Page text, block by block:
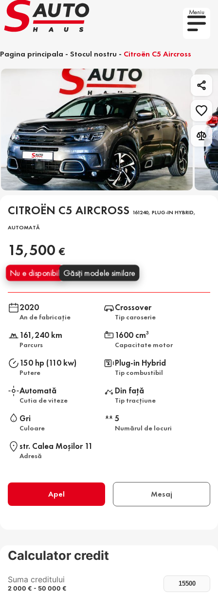
Meniu
Pagina principala - Stocul nostru - Citroën C5 Aircross
CITROËN C5 AIRCROSS 161240, PLUG-IN HYBRID,
AUTOMATĂ
15,500 €
Nu e disponibil Găsiți modele similare
2020
An de fabricație
Crossover
Tip caroserie
161,240 km
Parcurs
1600 cm3
Capacitate motor
150 hp (110 kw)
Putere
Plug-in Hybrid
Tip combustibil
Automată
Cutia de viteze
Din față
Tip tracțiune
Gri
Culoare
5
Numărul de locuri
str. Calea Moşilor 11
Adresă
Apel Mesaj
Calculator credit
Suma creditului
2 000 € - 50 000 €